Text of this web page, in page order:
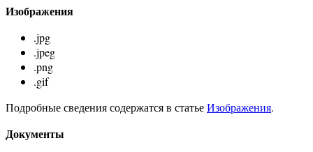
Изображения
.jpg
.jpeg
.png
.gif
Подробные сведения содержатся в статьеИзображения.
Документы